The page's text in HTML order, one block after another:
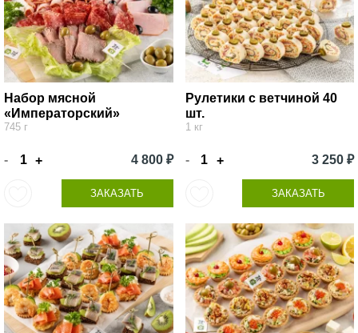
Набор мясной
«Императорский»
745 г
- + 4 800 ₽
ЗАКАЗАТЬ
Рулетики с ветчиной 40
шт.
1 кг
- + 3 250 ₽
ЗАКАЗАТЬ